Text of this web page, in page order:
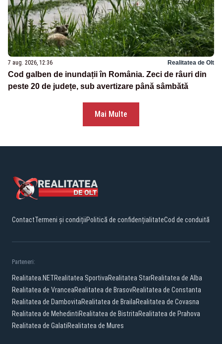
7 aug. 2026, 12:36 Realitatea de Olt
Cod galben de inundații în România. Zeci de râuri din
peste 20 de județe, sub avertizare până sâmbătă
Mai Multe
ContactTermeni și condițiiPolitică de confidențialitateCod de conduită
Parteneri:
Realitatea.NETRealitatea SportivaRealitatea StarRealitatea de Alba
Realitatea de VranceaRealitatea de BrasovRealitatea de Constanta
Realitatea de DambovitaRealitatea de BrailaRealitatea de Covasna
Realitatea de MehedintiRealitatea de BistritaRealitatea de Prahova
Realitatea de GalatiRealitatea de Mures